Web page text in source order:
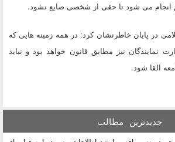
انجام می شود تا حقی از شخصی ضایع نشود.
در پایان خاطرنشان کرد: در همه زمینه هایی که
نیز مطابق قانون خواهد بود و نباید
القا شود.
جدیدترین مطالب